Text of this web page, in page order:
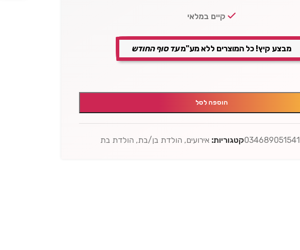
קיים במלאי
מבצע קיץ! כל המוצרים ללא מע"מעד סוף החודש
הוספה לסל
034689051541קטגוריות: אירועים, הולדת בן/בת, הולדת בת